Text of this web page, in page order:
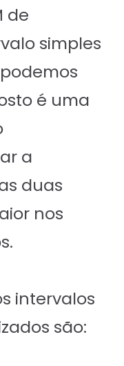
de
simples
é uma
a
duas
nos
intervalos
são: